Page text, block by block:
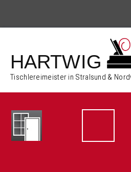
HARTWIG
Tischlereimeister in Stralsund &